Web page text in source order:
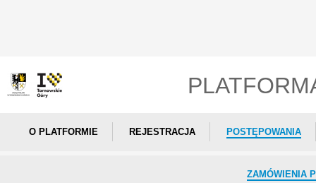
O PLATFORMIE REJESTRACJA POSTĘPOWANIA
ZAMÓWIENIA